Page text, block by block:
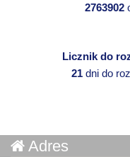
2763902
Licznik do
21dni do
Adres